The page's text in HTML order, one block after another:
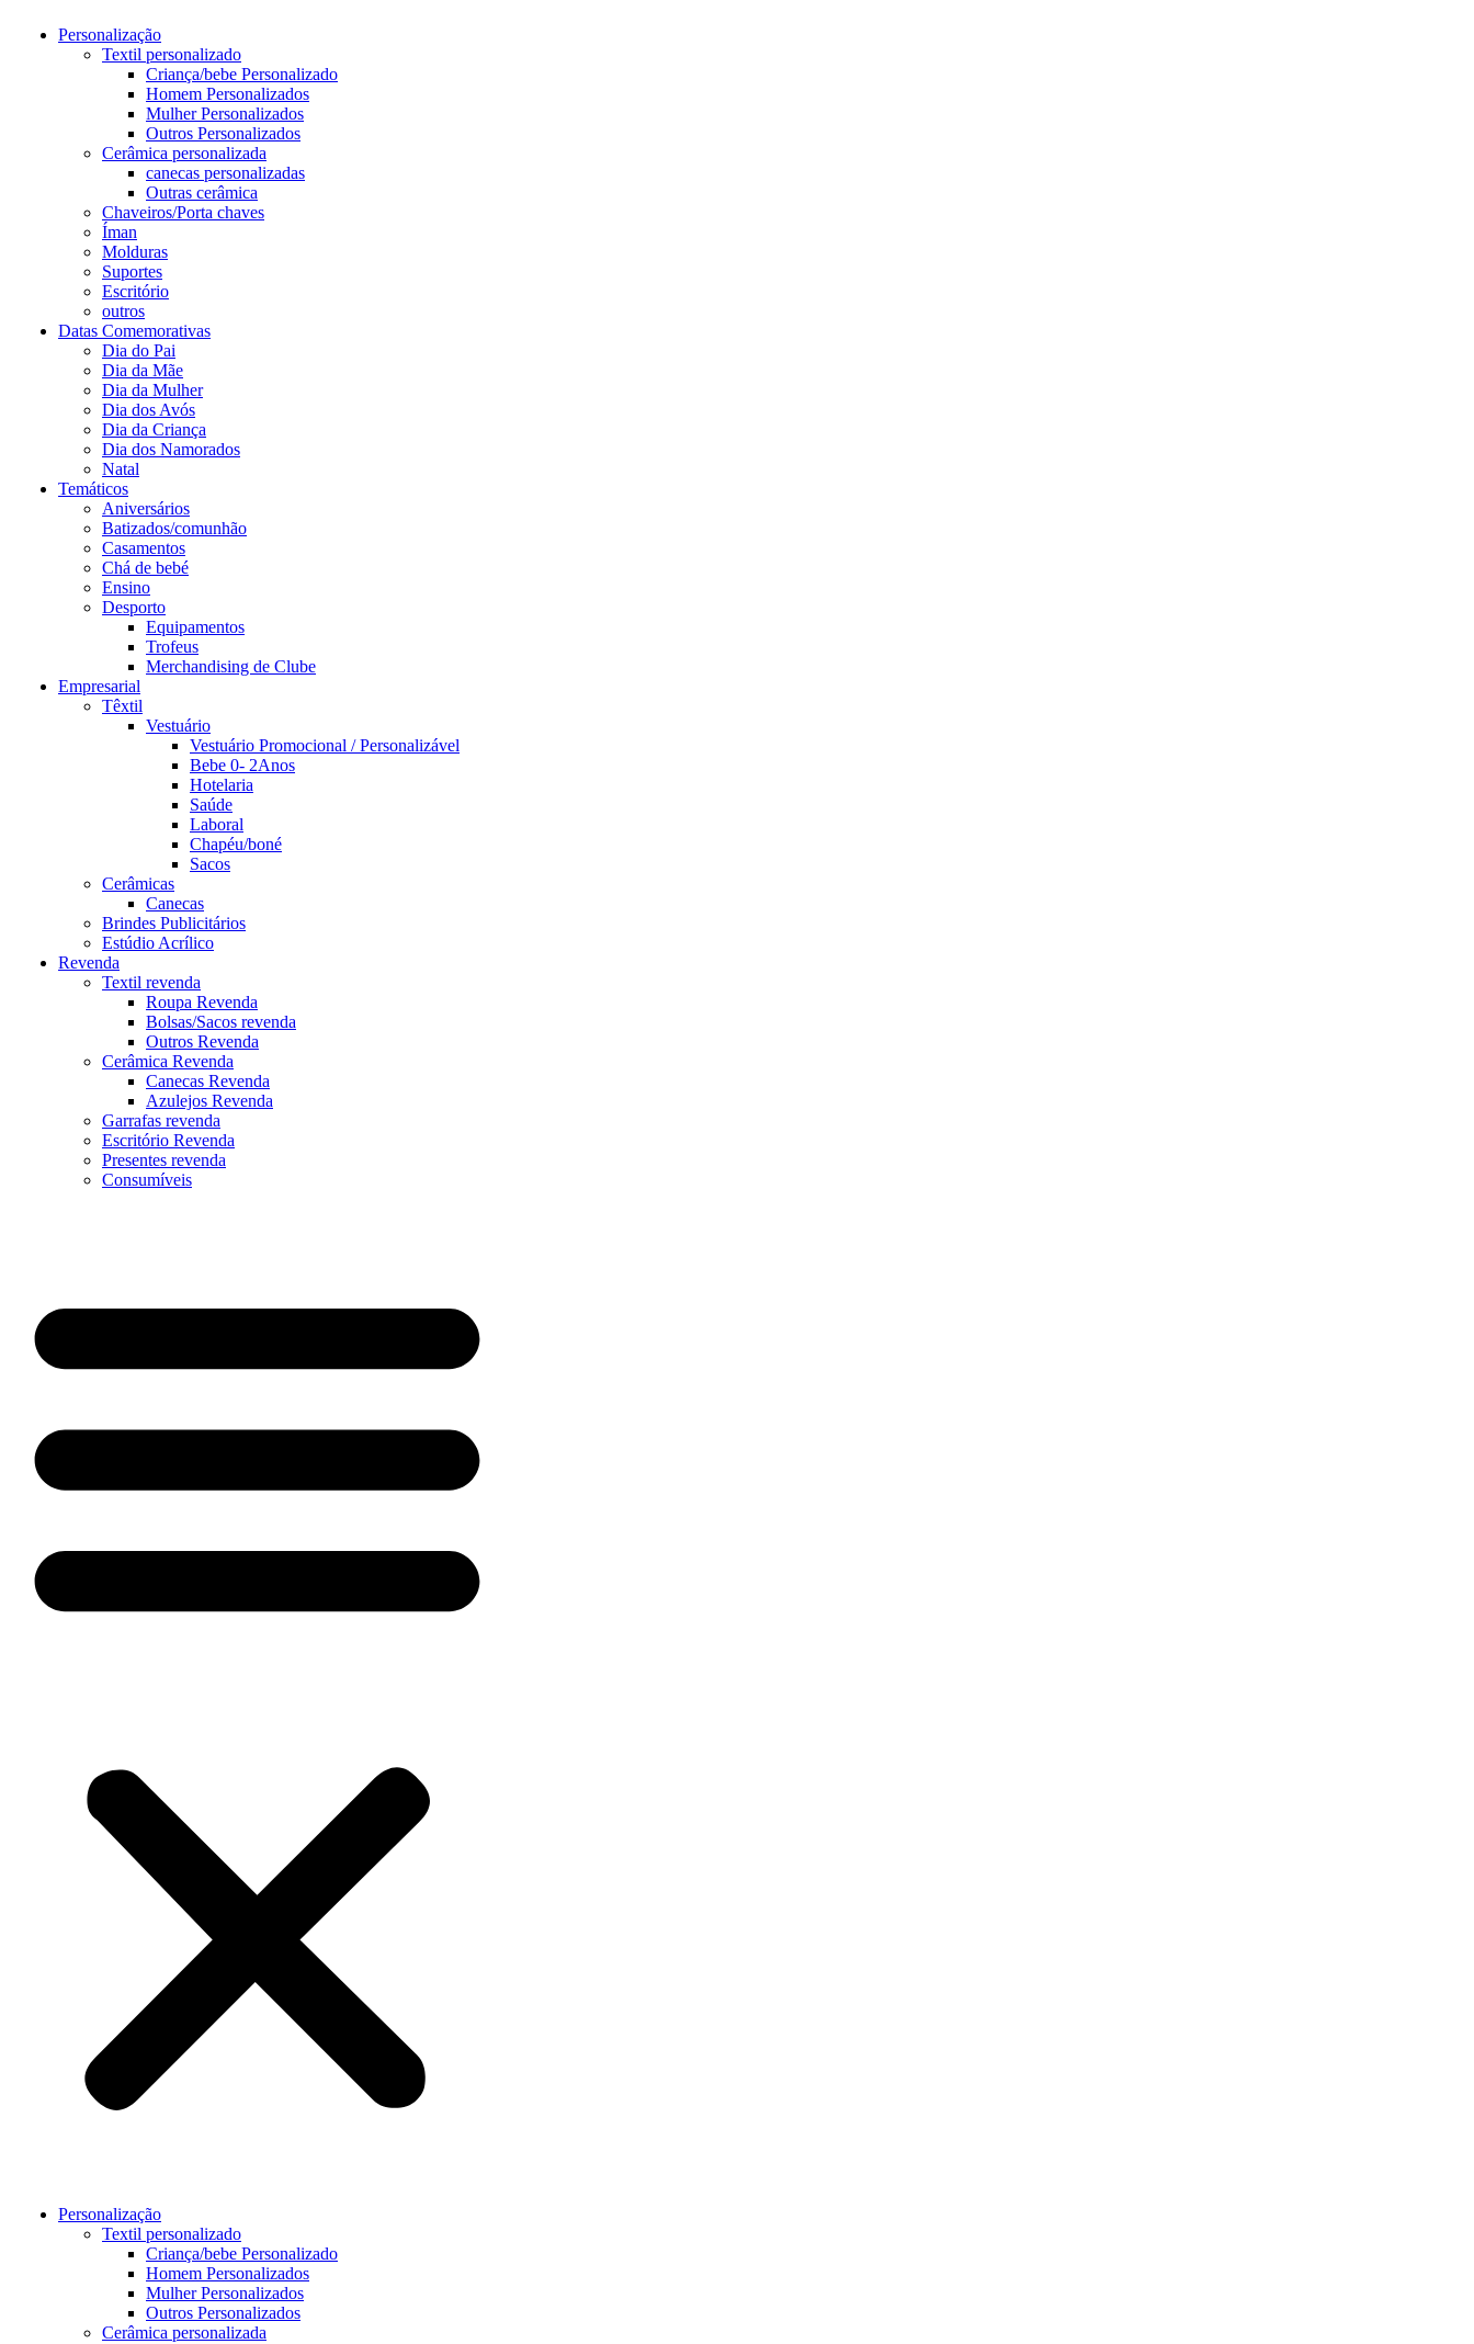
Personalização
Textil personalizado
Criança/bebe Personalizado
Homem Personalizados
Mulher Personalizados
Outros Personalizados
Cerâmica personalizada
canecas personalizadas
Outras cerâmica
Chaveiros/Porta chaves
Íman
Molduras
Suportes
Escritório
outros
Datas Comemorativas
Dia do Pai
Dia da Mãe
Dia da Mulher
Dia dos Avós
Dia da Criança
Dia dos Namorados
Natal
Temáticos
Aniversários
Batizados/comunhão
Casamentos
Chá de bebé
Ensino
Desporto
Equipamentos
Trofeus
Merchandising de Clube
Empresarial
Têxtil
Vestuário
Vestuário Promocional / Personalizável
Bebe 0- 2Anos
Hotelaria
Saúde
Laboral
Chapéu/boné
Sacos
Cerâmicas
Canecas
Brindes Publicitários
Estúdio Acrílico
Revenda
Textil revenda
Roupa Revenda
Bolsas/Sacos revenda
Outros Revenda
Cerâmica Revenda
Canecas Revenda
Azulejos Revenda
Garrafas revenda
Escritório Revenda
Presentes revenda
Consumíveis
Personalização
Textil personalizado
Criança/bebe Personalizado
Homem Personalizados
Mulher Personalizados
Outros Personalizados
Cerâmica personalizada